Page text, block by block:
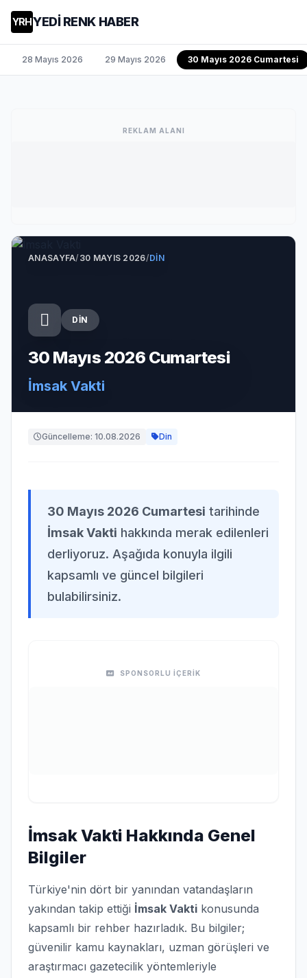
YRHYEDİ RENK HABER
28 Mayıs 2026 29 Mayıs 2026 30 Mayıs 2026 Cumartesi
REKLAM ALANI
ANASAYFA/30 MAYIS 2026/DIN
DIN
30 Mayıs 2026 Cumartesi
İmsak Vakti
Güncelleme: 10.08.2026 Din
30 Mayıs 2026 Cumartesi tarihinde
İmsak Vakti hakkında merak edilenleri
derliyoruz. Aşağıda konuyla ilgili
kapsamlı ve güncel bilgileri
bulabilirsiniz.
SPONSORLU İÇERİK
İmsak Vakti Hakkında Genel
Bilgiler
Türkiye'nin dört bir yanından vatandaşların
yakından takip ettiği İmsak Vakti konusunda
kapsamlı bir rehber hazırladık. Bu bilgiler;
güvenilir kamu kaynakları, uzman görüşleri ve
araştırmacı gazetecilik yöntemleriyle